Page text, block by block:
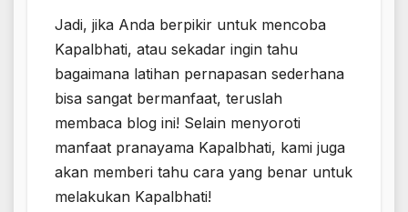
Jadi, jika Anda berpikir untuk mencoba
Kapalbhati, atau sekadar ingin tahu
bagaimana latihan pernapasan sederhana
bisa sangat bermanfaat, teruslah
membaca blog ini! Selain menyoroti
manfaat pranayama Kapalbhati, kami juga
akan memberi tahu cara yang benar untuk
melakukan Kapalbhati!